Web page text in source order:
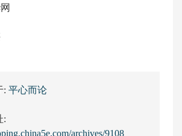
: 平心而论
:
archives/9108